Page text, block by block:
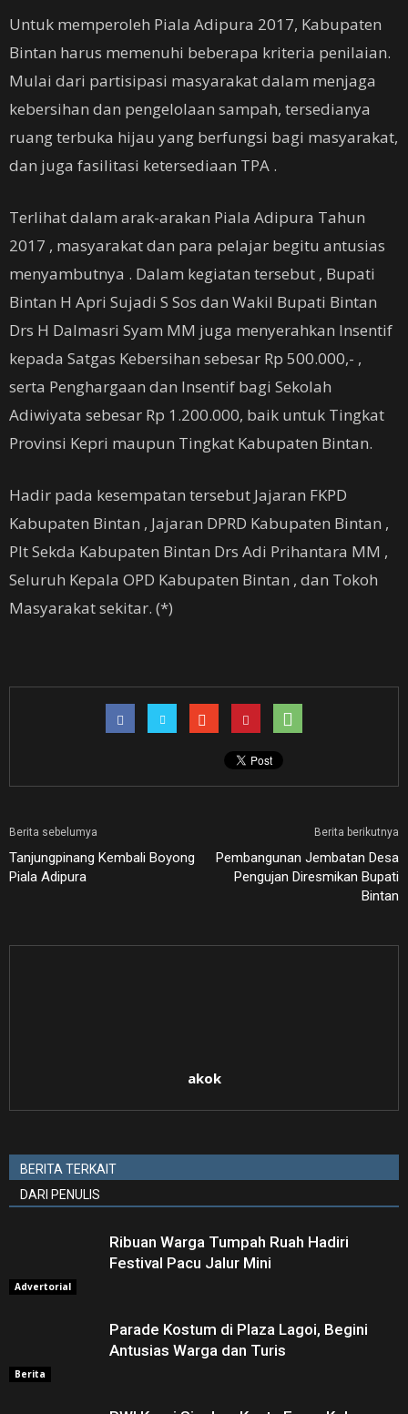
Untuk memperoleh Piala Adipura 2017, Kabupaten
Bintan harus memenuhi beberapa kriteria penilaian.
Mulai dari partisipasi masyarakat dalam menjaga
kebersihan dan pengelolaan sampah, tersedianya
ruang terbuka hijau yang berfungsi bagi masyarakat,
dan juga fasilitasi ketersediaan TPA .
Terlihat dalam arak-arakan Piala Adipura Tahun
2017 , masyarakat dan para pelajar begitu antusias
menyambutnya . Dalam kegiatan tersebut , Bupati
Bintan H Apri Sujadi S Sos dan Wakil Bupati Bintan
Drs H Dalmasri Syam MM juga menyerahkan Insentif
kepada Satgas Kebersihan sebesar Rp 500.000,- ,
serta Penghargaan dan Insentif bagi Sekolah
Adiwiyata sebesar Rp 1.200.000, baik untuk Tingkat
Provinsi Kepri maupun Tingkat Kabupaten Bintan.
Hadir pada kesempatan tersebut Jajaran FKPD
Kabupaten Bintan , Jajaran DPRD Kabupaten Bintan ,
Plt Sekda Kabupaten Bintan Drs Adi Prihantara MM ,
Seluruh Kepala OPD Kabupaten Bintan , dan Tokoh
Masyarakat sekitar. (*)
Berita sebelumya
Tanjungpinang Kembali Boyong
Piala Adipura
Berita berikutnya
Pembangunan Jembatan Desa
Pengujan Diresmikan Bupati
Bintan
akok
BERITA TERKAIT
DARI PENULIS
Advertorial
Ribuan Warga Tumpah Ruah Hadiri
Festival Pacu Jalur Mini
Berita
Parade Kostum di Plaza Lagoi, Begini
Antusias Warga dan Turis